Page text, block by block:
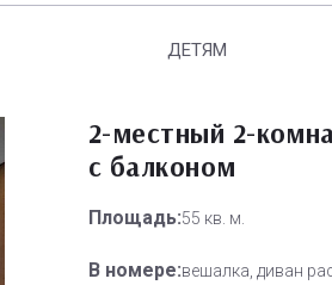
ДЕТЯМ
2-местный 2-
с балконом
Площадь:55 кв. м.
В номере:вешалка, диван